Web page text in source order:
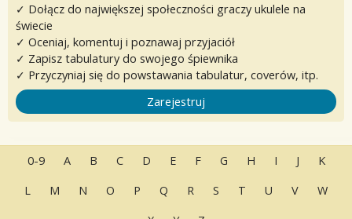
✓ Dołącz do największej społeczności graczy ukulele na
świecie
✓ Oceniaj, komentuj i poznawaj przyjaciół
✓ Zapisz tabulatury do swojego śpiewnika
✓ Przyczyniaj się do powstawania tabulatur, coverów, itp.
Zarejestruj
0-9 A B C D E F G H I J
K
L
M N O P Q R S T U V
W